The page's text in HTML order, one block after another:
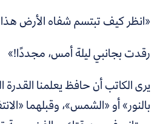
«انظر كيف تبتسم شفاه الأرض هذا
رقدت بجانبي ليلة أمس، مجددًا!»
يرى الكاتب أن حافظ يعلمنا القدرة
بالنور» أو «الشمس»، وقبلهما